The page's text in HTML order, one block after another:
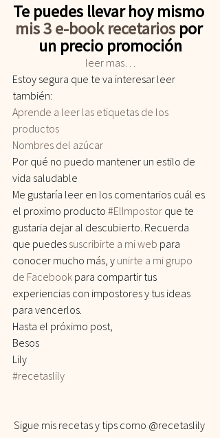
Te puedes llevar hoy mismo
mis 3 e-book recetarios por
un precio promoción
leer mas…
Estoy segura que te va interesar leer
también:
Aprende a leer las etiquetas de los
productos
Nombres del azúcar
Por qué no puedo mantener un estilo de
vida saludable
Me gustaría leer en los comentarios cuál es
el proximo producto #ElImpostor que te
gustaria dejar al descubierto. Recuerda
que puedes suscribirte a mi web para
conocer mucho más, y unirte a mi grupo
de Facebook para compartir tus
experiencias con impostores y tus ideas
para vencerlos.
Hasta el próximo post,
Besos
Lily
#recetaslily
Sigue mis recetas y tips como @recetaslily